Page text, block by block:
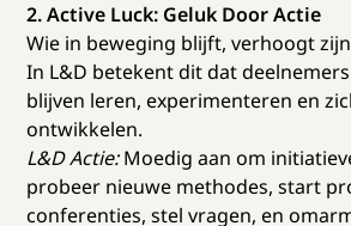
2. Active Luck: Geluk Door Actie
Wie in beweging blijft, verhoogt
In L&D betekent dit dat
blijven leren, experimenteren en
ontwikkelen.
L&D Actie:Moedig aan om
probeer nieuwe methodes, start
conferenties, stel vragen, en